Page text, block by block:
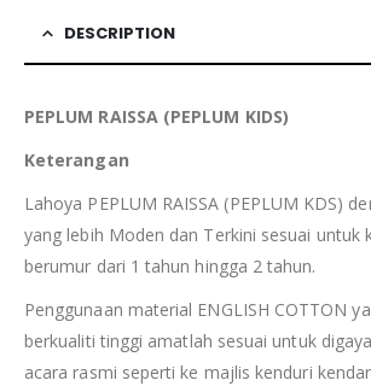
DESCRIPTION
PEPLUM RAISSA (PEPLUM KIDS)
Keterangan
Lahoya PEPLUM RAISSA (PEPLUM KDS)
yang lebih Moden dan Terkini sesuai untuk
berumur dari 1 tahun hingga 2 tahun.
Penggunaan material ENGLISH COTTON
berkualiti tinggi amatlah sesuai untuk
acara rasmi seperti ke majlis kenduri